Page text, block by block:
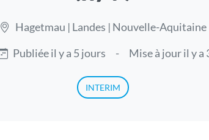
Hagetmau | Landes | Nouvelle-Aquitaine
Publiée il y a 5 jours
- Mise à jour il y a
INTERIM